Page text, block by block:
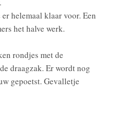
helemaal klaar voor. Een
het halve werk.
rondjes met de
draagzak. Er wordt nog
gepoetst. Gevalletje